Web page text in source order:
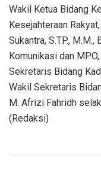
Wakil Ketua Bidang
Kesejahteraan
Sukantra, S.TP.,
Komunikasi dan
Sekretaris Bidang
Wakil Sekretaris
M. Afrizi Fahridh
(Redaksi)